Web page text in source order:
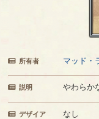
所有者 マッド・
説明 やわらか
デザイア なし